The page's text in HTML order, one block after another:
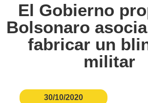
El Gobierno
Bolsonaro
fabricar un
militar
30/10/2020